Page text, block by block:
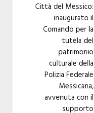
Città del Messico:
inaugurato il
Comando per la
tutela del
patrimonio
culturale della
Polizia Federale
Messicana,
avvenuta con il
supporto